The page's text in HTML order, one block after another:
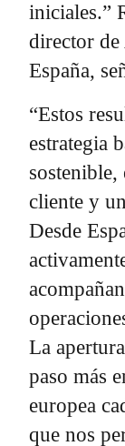
iniciales.”
director
España,
“Estos
estrategia
cliente y
Desde
La
paso más
europea
que nos